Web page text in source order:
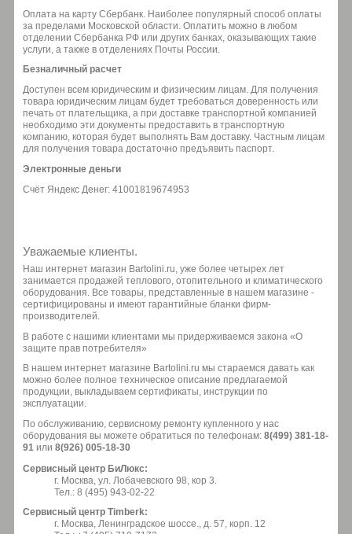
Оплата на карту Сбербанк. Наиболее популярный способ оплаты
за пределами Московской области. Оплатить можно в любом
отделении Сбербанка РФ или других банках, оказывающих такие
услуги, а также в отделениях Почты России.
Безналичный расчет
Доступен всем юридическим и физическим лицам. Для получения
товара юридическим лицам будет требоваться доверенность или
печать от плательщика, а при доставке транспортной компанией
необходимо эти документы предоставить в транспортную
компанию, которая будет выполнять Вам доставку. Частным лицам
для получения товара достаточно предъявить паспорт.
Электронные деньги
Счёт Яндекс Денег: 41001819674953
Уважаемые клиенты.
Наш интернет магазин Bartolini.ru, уже более четырех лет
занимается продажей теплового, отопительного и климатического
оборудования. Все товары, представленные в нашем магазине -
сертифицированы и имеют гарантийные бланки фирм-
производителей.
В работе с нашими клиентами мы придерживаемся закона «О
защите прав потребителя»
В нашем интернет магазине Bartolini.ru мы стараемся давать как
можно более полное техническое описание предлагаемой
продукции, выкладываем сертификаты, инструкции по
эксплуатации.
По обслуживанию, сервисному ремонту купленного у нас
оборудования вы можете обратиться по телефонам: 8(499) 381-18-
91 или 8(926) 005-18-30
Сервисный центр БиЛюкс:
г. Москва, ул. Лобачевского 98, кор 3.
Тел.: 8 (495) 943-02-22
Сервисный центр Timberk:
г. Москва, Ленинградское шоссе., д. 57, корп. 12